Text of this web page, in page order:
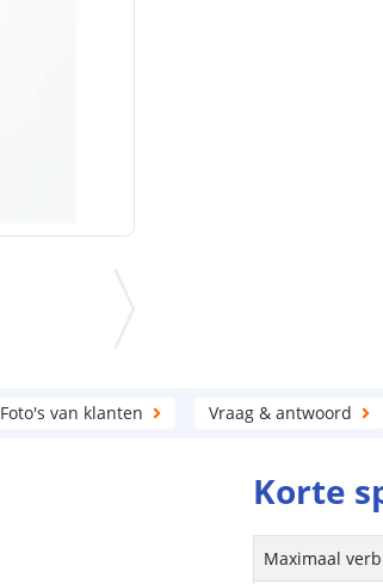
Foto's van klanten Vraag & antwoord
Korte
Maximaal